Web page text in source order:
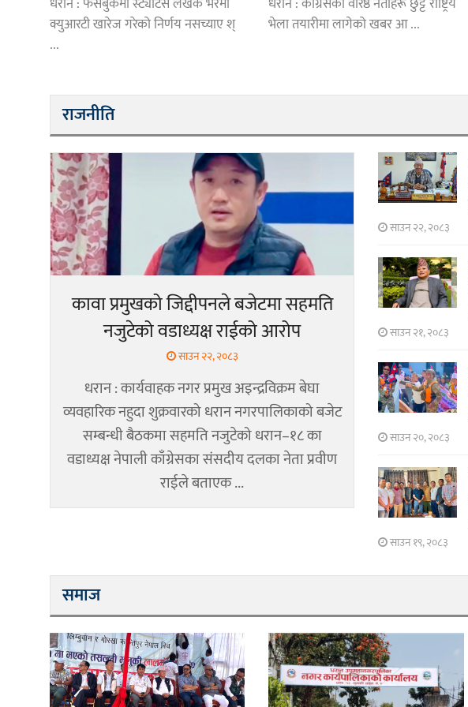
क्युआरटी खारेज गरेको निर्णय नसच्याए श्
...
आग्रह
भेला तयारीमा लागेको खबर आ ...
राजनीति
कावा प्रमुखको जिद्दीपनले बजेटमा सहमति
नजुटेको वडाध्यक्ष राईको आरोप
साउन २२, २०८३
धरान : कार्यवाहक नगर प्रमुख अइन्द्रविक्रम बेघा
व्यवहारिक नहुदा शुक्रवारको धरान नगरपालिकाको बजेट
सम्बन्धी बैठकमा सहमति नजुटेको धरान–१८ का
वडाध्यक्ष नेपाली काँग्रेसका संसदीय दलका नेता प्रवीण
राईले बताएक ...
साउन २२, २०८३
साउन २१, २०८३
साउन २०, २०८३
साउन १९, २०८३
समाज